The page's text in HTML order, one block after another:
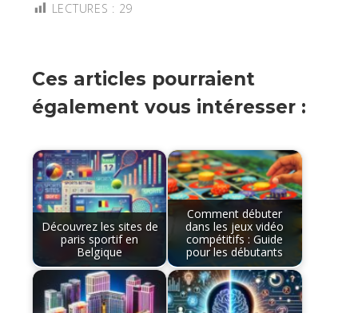
LECTURES : 29
Ces articles pourraient
également vous intéresser :
Découvrez les sites de
paris sportif en
Belgique
Comment débuter
dans les jeux vidéo
compétitifs : Guide
pour les débutants